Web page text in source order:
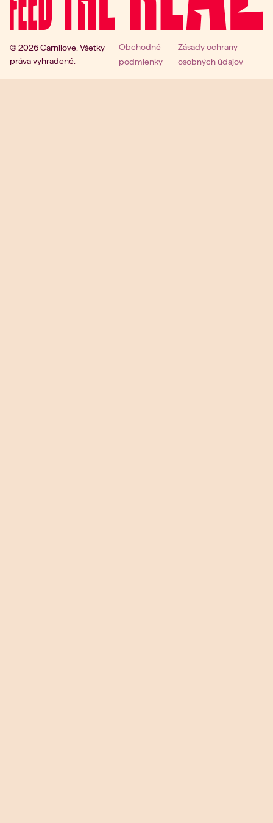
© 2026 Carnilove. Všetky
práva vyhradené.
Obchodné
podmienky
Zásady ochrany
osobných údajov